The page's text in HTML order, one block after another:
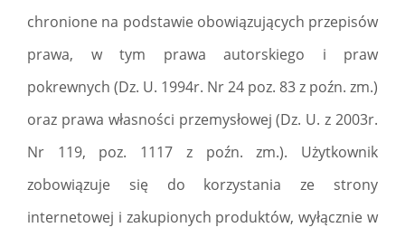
chronione na podstawie obowiązujących przepisów
prawa, w tym prawa autorskiego i praw
pokrewnych (Dz. U. 1994r. Nr 24 poz. 83 z poźn. zm.)
oraz prawa własności przemysłowej (Dz. U. z 2003r.
Nr 119, poz. 1117 z poźn. zm.). Użytkownik
zobowiązuje się do korzystania ze strony
internetowej i zakupionych produktów, wyłącznie w